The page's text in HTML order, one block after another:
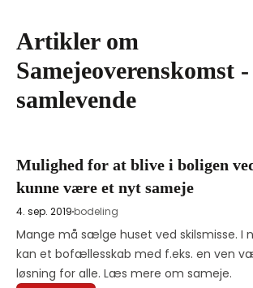
Artikler om
Samejeoverenskomst
samlevende
Mulighed for at blive i boligen
kunne være et nyt sameje
4. sep. 2019 bodeling
Mange må sælge huset ved skilsmisse. I
kan et bofællesskab med f.eks. en ven
løsning for alle. Læs mere om sameje.